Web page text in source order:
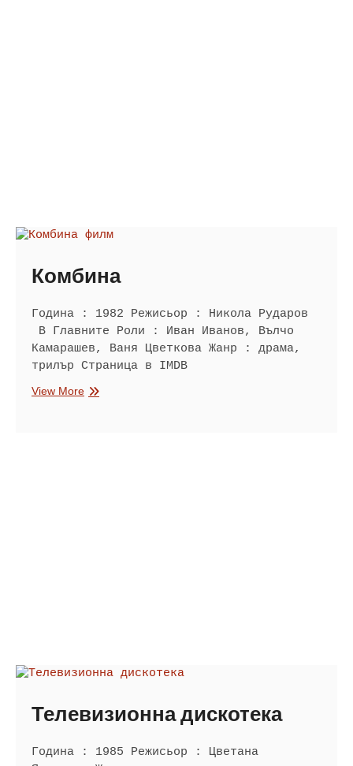
Комбина
Година : 1982 Режисьор : Никола Рударов
В Главните Роли : Иван Иванов, Вълчо
Камарашев, Ваня Цветкова Жанр : драма,
трилър Страница в IMDB
View MoreКомбина
Телевизионна дискотека
Година : 1985 Режисьор : Цветана